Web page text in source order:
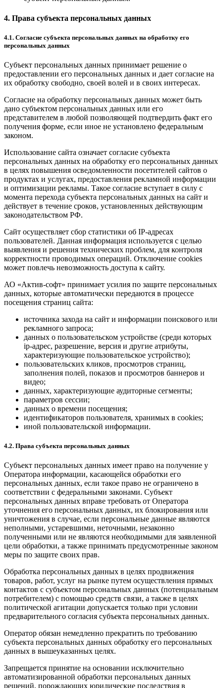
4. Права субъекта персональных данных
4.1. Согласие субъекта персональных данных на обработку его
персональных данных
Субъект персональных данных принимает решение о
предоставлении его персональных данных и дает согласие на
их обработку свободно, своей волей и в своих интересах.
Согласие на обработку персональных данных может быть
дано субъектом персональных данных или его
представителем в любой позволяющей подтвердить факт его
получения форме, если иное не установлено федеральным
законом.
Использование сайта означает согласие субъекта
персональных данных на обработку его персональных данных
в целях повышения осведомленности посетителей сайтов о
продуктах и услугах, предоставления рекламной информации
и оптимизации рекламы. Такое согласие вступает в силу с
момента перехода субъекта персональных данных на сайт и
действует в течение сроков, установленных действующим
законодательством РФ.
Сайт осуществляет сбор статистики об IP-адресах
пользователей. Данная информация используется с целью
выявления и решения технических проблем, для контроля
корректности проводимых операций. Отключение cookies
может повлечь невозможность доступа к сайту.
АО «Актив-софт» принимает усилия по защите персональных
данных, которые автоматически передаются в процессе
посещения страниц сайта:
источника захода на сайт и информации поискового или
рекламного запроса;
данных о пользовательском устройстве (среди которых
ip-адрес, разрешение, версия и другие атрибуты,
характеризующие пользовательское устройство);
пользовательских кликов, просмотров страниц,
заполнения полей, показов и просмотров баннеров и
видео;
данных, характеризующие аудиторные сегменты;
параметров сессии;
данных о времени посещения;
идентификаторов пользователя, хранимых в cookies;
иной пользовательской информации.
4.2. Права субъекта персональных данных
Субъект персональных данных имеет право на получение у
Оператора информации, касающейся обработки его
персональных данных, если такое право не ограничено в
соответствии с федеральными законами. Субъект
персональных данных вправе требовать от Оператора
уточнения его персональных данных, их блокирования или
уничтожения в случае, если персональные данные являются
неполными, устаревшими, неточными, незаконно
полученными или не являются необходимыми для заявленной
цели обработки, а также принимать предусмотренные законом
меры по защите своих прав.
Обработка персональных данных в целях продвижения
товаров, работ, услуг на рынке путем осуществления прямых
контактов с субъектом персональных данных (потенциальным
потребителем) с помощью средств связи, а также в целях
политической агитации допускается только при условии
предварительного согласия субъекта персональных данных.
Оператор обязан немедленно прекратить по требованию
субъекта персональных данных обработку его персональных
данных в вышеуказанных целях.
Запрещается принятие на основании исключительно
автоматизированной обработки персональных данных
решений, порождающих юридические последствия в